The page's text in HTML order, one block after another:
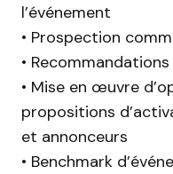
l’événement
• Prospection
•
• Mise en œuvre
propositions
et annonceurs
• Benchmark